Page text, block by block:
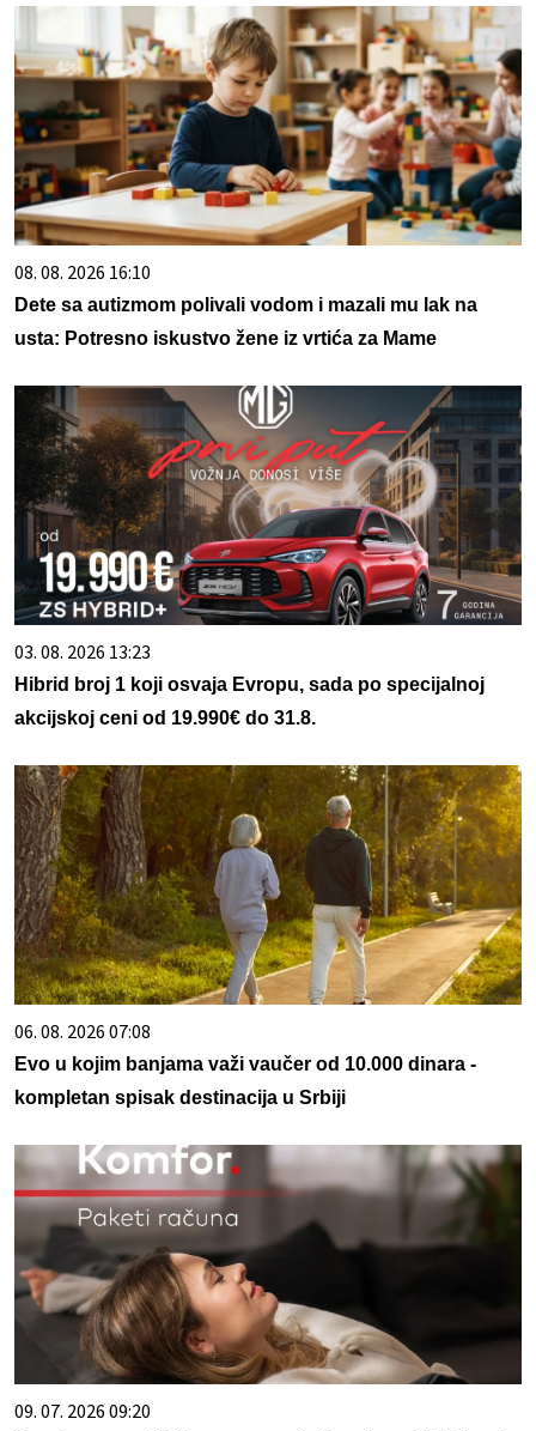
08. 08. 2026 16:10
Dete sa autizmom polivali vodom i mazali mu lak na
usta: Potresno iskustvo žene iz vrtića za Mame
03. 08. 2026 13:23
Hibrid broj 1 koji osvaja Evropu, sada po specijalnoj
akcijskoj ceni od 19.990€ do 31.8.
06. 08. 2026 07:08
Evo u kojim banjama važi vaučer od 10.000 dinara -
kompletan spisak destinacija u Srbiji
09. 07. 2026 09:20